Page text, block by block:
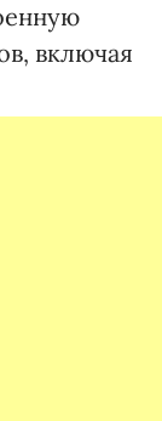
включая